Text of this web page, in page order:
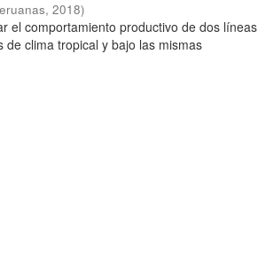
,2018)
el comportamiento productivo de dos líneas
clima tropical y bajo las mismas